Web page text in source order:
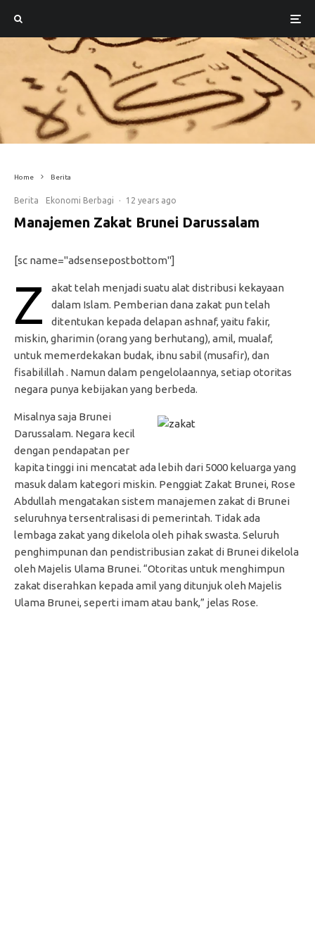
Home Berita
Berita Ekonomi Berbagi · 12 years ago
Manajemen Zakat Brunei Darussalam
[sc name="adsensepostbottom"]
Z
akat telah menjadi suatu alat distribusi kekayaan
dalam Islam. Pemberian dana zakat pun telah
ditentukan kepada delapan ashnaf, yaitu fakir,
miskin, gharimin (orang yang berhutang), amil, mualaf,
untuk memerdekakan budak, ibnu sabil (musafir), dan
fisabilillah . Namun dalam pengelolaannya, setiap otoritas
negara punya kebijakan yang berbeda.
Misalnya saja Brunei
Darussalam. Negara kecil
dengan pendapatan per
kapita tinggi ini mencatat ada lebih dari 5000 keluarga yang
masuk dalam kategori miskin. Penggiat Zakat Brunei, Rose
Abdullah mengatakan sistem manajemen zakat di Brunei
seluruhnya tersentralisasi di pemerintah. Tidak ada
lembaga zakat yang dikelola oleh pihak swasta. Seluruh
penghimpunan dan pendistribusian zakat di Brunei dikelola
oleh Majelis Ulama Brunei. “Otoritas untuk menghimpun
zakat diserahkan kepada amil yang ditunjuk oleh Majelis
Ulama Brunei, seperti imam atau bank,” jelas Rose.